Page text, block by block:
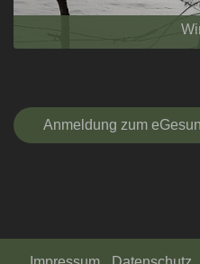
Anmeldung zum